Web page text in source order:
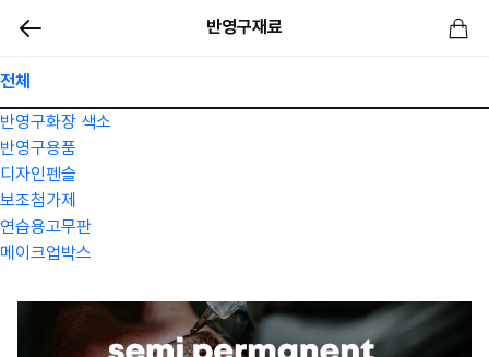
반영구재료
전체
반영구화장 색소
반영구용품
디자인펜슬
보조첨가제
연습용고무판
메이크업박스